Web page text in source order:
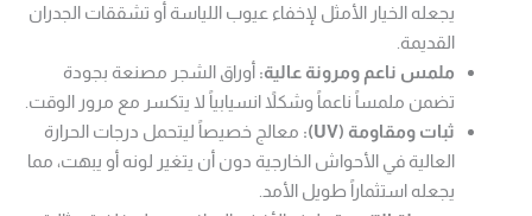
يجعله الخيار الأمثل لإخفاء عيوب اللياسة أو تشققات الجدران
القديمة.
ملمس ناعم ومرونة عالية: أوراق الشجر مصنعة بجودة
تضمن ملمساً ناعماً وشكلاً انسيابياً لا يتكسر مع مرور الوقت.
ثبات ومقاومة (UV):
معالج خصيصاً ليتحمل درجات الحرارة
العالية في الأحواش الخارجية دون أن يتغير لونه أو يبهت، مما
يجعله استثماراً طويل الأمد.